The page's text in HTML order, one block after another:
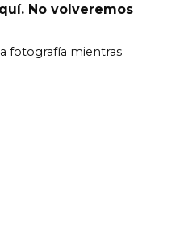
No volveremos
fotografía mientras